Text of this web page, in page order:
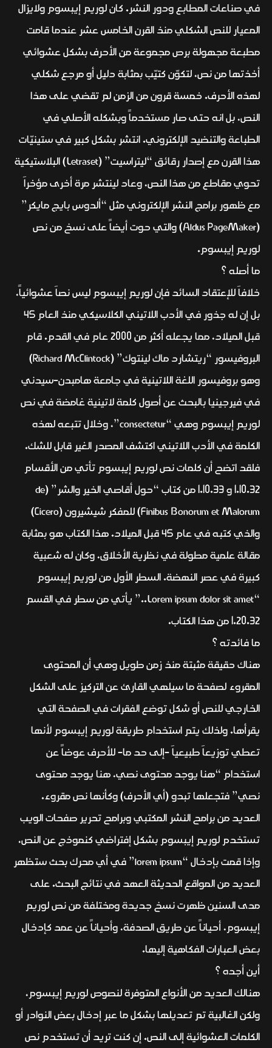
في صناعات المطابع ودور النشر. كان لوريم إيبسوم ولايزال
المعيار للنص الشكلي منذ القرن الخامس عشر عندما قامت
مطبعة مجهولة برص مجموعة من الأحرف بشكل عشوائي
أخذتها من نص، لتكوّن كتيّب بمثابة دليل أو مرجع شكلي
لهذه الأحرف. خمسة قرون من الزمن لم تقضي على هذا
النص، بل انه حتى صار مستخدماً وبشكله الأصلي في
الطباعة والتنضيد الإلكتروني. انتشر بشكل كبير في ستينيّات
هذا القرن مع إصدار رقائق “ليتراسيت” (Letraset) البلاستيكية
تحوي مقاطع من هذا النص، وعاد لينتشر مرة أخرى مؤخراَ
مع ظهور برامج النشر الإلكتروني مثل “ألدوس بايج مايكر”
(Aldus PageMaker) والتي حوت أيضاً على نسخ من نص
لوريم إيبسوم.
ما أصله ؟
خلافاَ للإعتقاد السائد فإن لوريم إيبسوم ليس نصاَ عشوائياً،
بل إن له جذور في الأدب اللاتيني الكلاسيكي منذ العام 45
قبل الميلاد، مما يجعله أكثر من 2000 عام في القدم. قام
البروفيسور “ريتشارد ماك لينتوك” (Richard McClintock)
وهو بروفيسور اللغة اللاتينية في جامعة هامبدن-سيدني
في فيرجينيا بالبحث عن أصول كلمة لاتينية غامضة في نص
لوريم إيبسوم وهي “consectetur”، وخلال تتبعه لهذه
الكلمة في الأدب اللاتيني اكتشف المصدر الغير قابل للشك.
فلقد اتضح أن كلمات نص لوريم إيبسوم تأتي من الأقسام
1.10.32 و 1.10.33 من كتاب “حول أقاصي الخير والشر” (de
Finibus Bonorum et Malorum) للمفكر شيشيرون (Cicero)
والذي كتبه في عام 45 قبل الميلاد. هذا الكتاب هو بمثابة
مقالة علمية مطولة في نظرية الأخلاق، وكان له شعبية
كبيرة في عصر النهضة. السطر الأول من لوريم إيبسوم
“Lorem ipsum dolor sit amet..” يأتي من سطر في القسم
1.20.32 من هذا الكتاب.
ما فائدته ؟
هناك حقيقة مثبتة منذ زمن طويل وهي أن المحتوى
المقروء لصفحة ما سيلهي القارئ عن التركيز على الشكل
الخارجي للنص أو شكل توضع الفقرات في الصفحة التي
يقرأها. ولذلك يتم استخدام طريقة لوريم إيبسوم لأنها
تعطي توزيعاَ طبيعياَ -إلى حد ما- للأحرف عوضاً عن
استخدام “هنا يوجد محتوى نصي، هنا يوجد محتوى
نصي” فتجعلها تبدو (أي الأحرف) وكأنها نص مقروء.
العديد من برامح النشر المكتبي وبرامح تحرير صفحات الويب
تستخدم لوريم إيبسوم بشكل إفتراضي كنموذج عن النص،
وإذا قمت بإدخال “lorem ipsum” في أي محرك بحث ستظهر
العديد من المواقع الحديثة العهد في نتائج البحث. على
مدى السنين ظهرت نسخ جديدة ومختلفة من نص لوريم
إيبسوم، أحياناً عن طريق الصدفة، وأحياناً عن عمد كإدخال
بعض العبارات الفكاهية إليها.
أين أجده ؟
هنالك العديد من الأنواع المتوفرة لنصوص لوريم إيبسوم،
ولكن الغالبية تم تعديلها بشكل ما عبر إدخال بعض النوادر أو
الكلمات العشوائية إلى النص. إن كنت تريد أن تستخدم نص